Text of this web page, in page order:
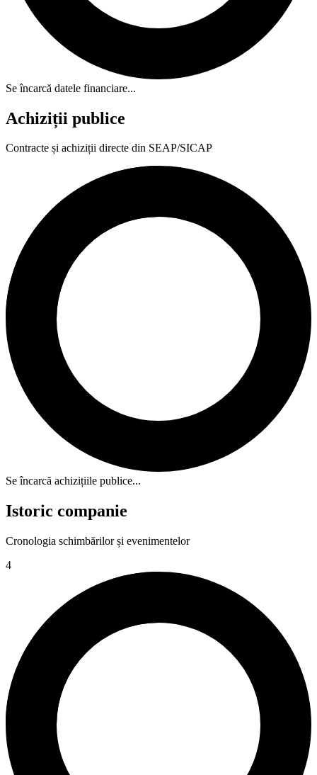
Se încarcă datele financiare...
Achiziții publice
Contracte și achiziții directe din SEAP/SICAP
Se încarcă achizițiile publice...
Istoric companie
Cronologia schimbărilor și evenimentelor
4